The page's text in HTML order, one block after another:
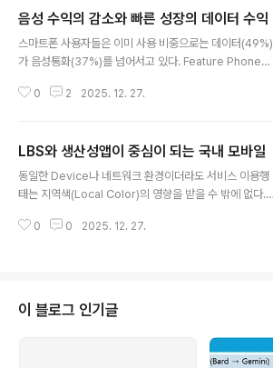
음성 수익의 감소와 빠른 성장의 데이터 수익
스마트폰 사용자들은 이미 사용 비중으로는 데이터(49%)
가 음성통화(37%)를 넘어서고 있다. Feature Phone을
RPU는 지속적으로 하락하고 있고, Data ARPU는 계속
고 있다. 이는 미국만의 현상은 아니다. OVUM 보고서에
의하면 2010년 전세계 음성수익은 6,634억달러, 데이터
수익은 2,435억달러에서 2015년에는 각각 6,079억달
익은 서서히 감소하고 있으며 데이터 수익은 빠르게 성장
0 2 2025. 12. 27.
LBS와 생산성앱이 중심이 되는 국내 모바일
동일한 Device나 네트워크 환경이더라도 서비스 이용행
태는 지역색(Local Color)의 영향을 받을 수 밖에 없다.
성장하고 있는 스마트폰 산업에서 성공적인 서비스 개발을
를 비교하였는데, 국내 모바일 사용행태를 타국가와 비교
하여 이해하는데 좋은 자료가 되기에 몇가지 내용을 공유
해보고자 한다.한때는 '무선인터넷 강국'로 거론되었던 한
국은 이미 휴대폰보급율 100%를 넘어섰지만, 무선 인터
0 0 2025. 12. 27.
이 블로그 인기글